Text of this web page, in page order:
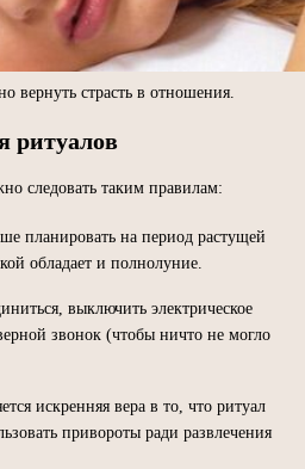
страсть в отношения.
ритуалов
следовать таким правилам:
планировать на период растущей
обладает и полнолуние.
выключить электрическое
звонок (чтобы ничто не могло
искренняя вера в то, что ритуал
привороты ради развлечения